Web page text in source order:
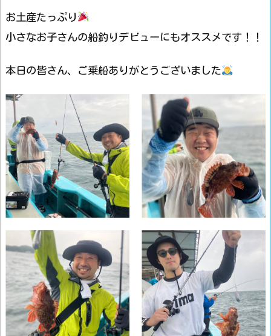
お土産たっぷり
小さなお子さんの船釣りデビューにもオススメです！！
本日の皆さん、ご乗船ありがとうございました